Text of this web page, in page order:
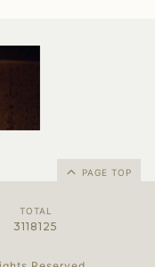
PAGE TOP
TOTAL
3118125